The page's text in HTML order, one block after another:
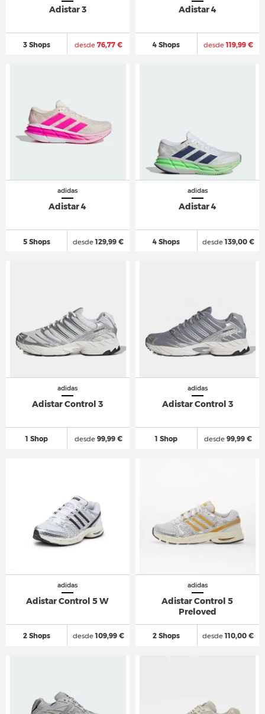
Adistar 3
3 Shops desde76,77 €
Adistar 4
4 Shops desde119,99 €
adidas
Adistar 4
5 Shops desde129,99 €
adidas
Adistar 4
4 Shops desde139,00 €
adidas
Adistar Control 3
1 Shop desde99,99 €
adidas
Adistar Control 3
1 Shop desde 99,99 €
adidas
Adistar Control 5 W
2 Shops desde109,99 €
adidas
Adistar Control 5
Preloved
2 Shops desde110,00 €